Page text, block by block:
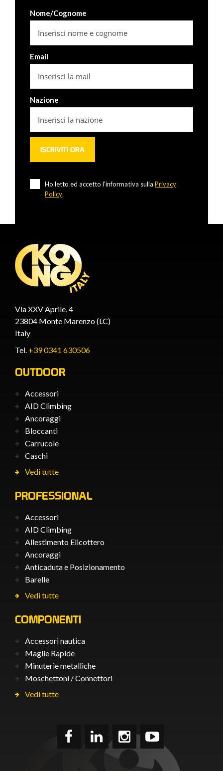
Nome/Cognome
Email
Nazione
Ho letto ed accetto l'informativa sulla Privacy
Policy.
Via XXV Aprile, 4
23804 Monte Marenzo (LC)
Italy
Tel. +39 0341 630506
OUTDOOR
Accessori
AID Climbing
Ancoraggi
Bloccanti
Carrucole
Caschi
Vedi tutte
PROFESSIONAL
Accessori
AID Climbing
Allestimento Elicottero
Ancoraggi
Anticaduta e Posizionamento
Barelle
Vedi tutte
COMPONENTI
Accessori nautica
Maglie Rapide
Minuterie metalliche
Moschettoni / Connettori
Vedi tutte